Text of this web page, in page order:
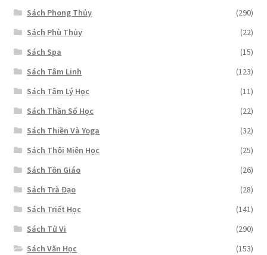
Sách Phong Thủy
(290)
Sách Phù Thủy
(22)
Sách Spa
(15)
Sách Tâm Linh
(123)
Sách Tâm Lý Học
(11)
Sách Thần Số Học
(22)
Sách Thiền Và Yoga
(32)
Sách Thôi Miên Học
(25)
Sách Tôn Giáo
(26)
Sách Trà Đạo
(28)
Sách Triết Học
(141)
Sách Tử Vi
(290)
Sách Văn Học
(153)